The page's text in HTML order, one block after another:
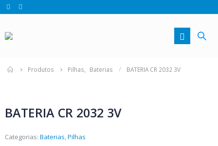
Produtos Pilhas Baterias BATERIA CR 2032 3V
BATERIA CR 2032 3V
Categorias: Baterias,Pilhas